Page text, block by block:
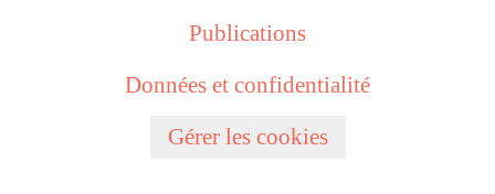
Publications
Données et confidentialité
Gérer les cookies